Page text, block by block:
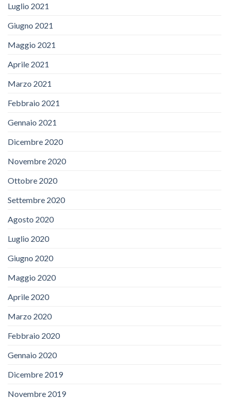
Luglio 2021
Giugno 2021
Maggio 2021
Aprile 2021
Marzo 2021
Febbraio 2021
Gennaio 2021
Dicembre 2020
Novembre 2020
Ottobre 2020
Settembre 2020
Agosto 2020
Luglio 2020
Giugno 2020
Maggio 2020
Aprile 2020
Marzo 2020
Febbraio 2020
Gennaio 2020
Dicembre 2019
Novembre 2019